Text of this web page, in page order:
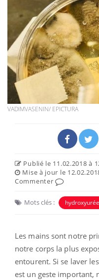
VADIMVASENIN/ EPICTURA
Publié le 11.02.2018 à
Mise à jour le
Commenter
Mots clés : hydroxyurée
Les mains sont notre
notre corps la plus
entourent. Si se laver
est un geste important,